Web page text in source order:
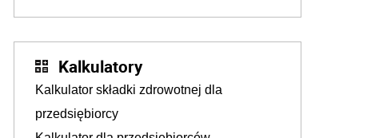
Kalkulatory
Kalkulator składki zdrowotnej dla
przedsiębiorcy